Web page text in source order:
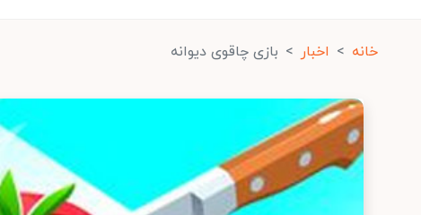
خانه اخبار بازی چاقوی دیوانه